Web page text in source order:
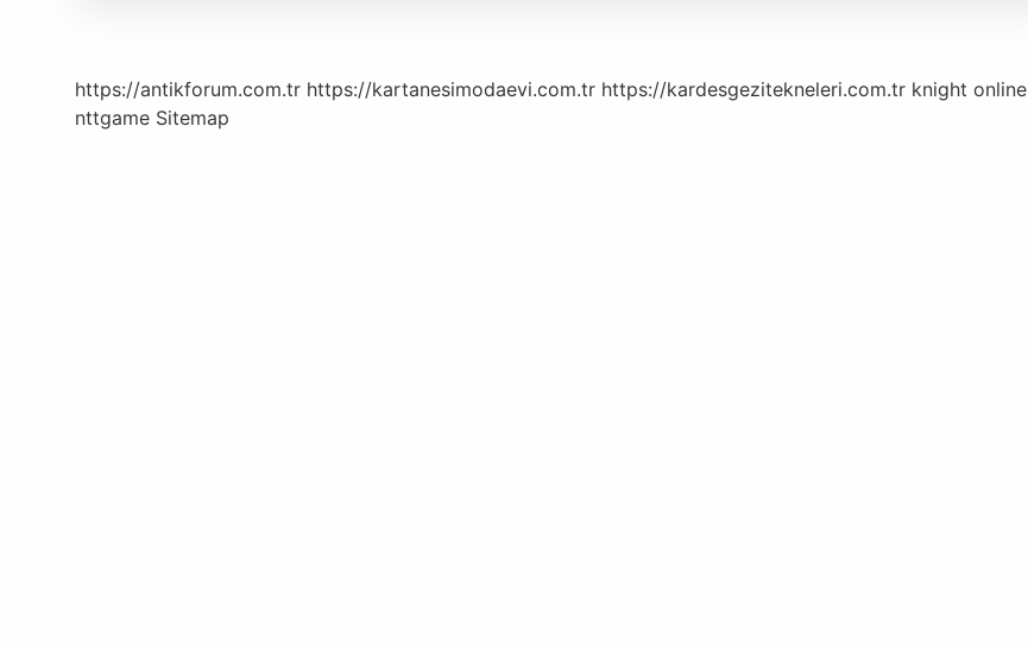
https://antikforum.com.tr https://kartanesimodaevi.com.tr https://kardesgezitekneleri.com.tr knight online
nttgame Sitemap